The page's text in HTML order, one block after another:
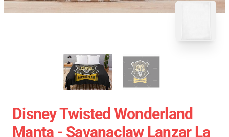
Disney Twisted Wonderland
Manta - Savanaclaw Lanzar La